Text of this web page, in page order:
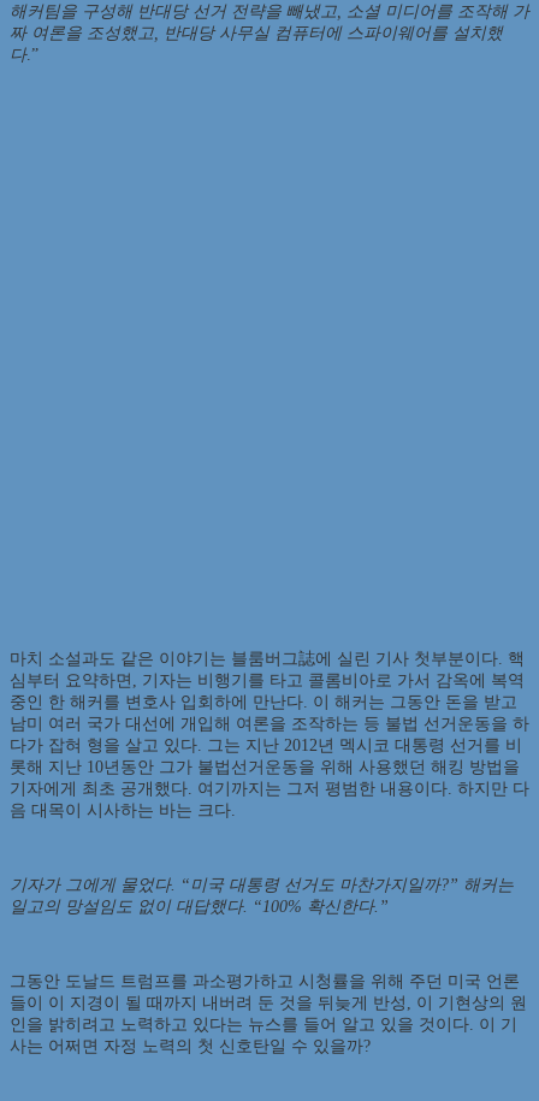
해커팀을 구성해 반대당 선거 전략을 빼냈고, 소셜 미디어를 조작해 가
짜 여론을 조성했고, 반대당 사무실 컴퓨터에 스파이웨어를 설치했
다.”
마치 소설과도 같은 이야기는 블룸버그誌에 실린 기사 첫부분이다. 핵
심부터 요약하면, 기자는 비행기를 타고 콜롬비아로 가서 감옥에 복역
중인 한 해커를 변호사 입회하에 만난다. 이 해커는 그동안 돈을 받고
남미 여러 국가 대선에 개입해 여론을 조작하는 등 불법 선거운동을 하
다가 잡혀 형을 살고 있다. 그는 지난 2012년 멕시코 대통령 선거를 비
롯해 지난 10년동안 그가 불법선거운동을 위해 사용했던 해킹 방법을
기자에게 최초 공개했다. 여기까지는 그저 평범한 내용이다. 하지만 다
음 대목이 시사하는 바는 크다.
기자가 그에게 물었다. “미국 대통령 선거도 마찬가지일까?” 해커는
일고의 망설임도 없이 대답했다. “100% 확신한다.”
그동안 도날드 트럼프를 과소평가하고 시청률을 위해 주던 미국 언론
들이 이 지경이 될 때까지 내버려 둔 것을 뒤늦게 반성, 이 기현상의 원
인을 밝히려고 노력하고 있다는 뉴스를 들어 알고 있을 것이다. 이 기
사는 어쩌면 자정 노력의 첫 신호탄일 수 있을까?